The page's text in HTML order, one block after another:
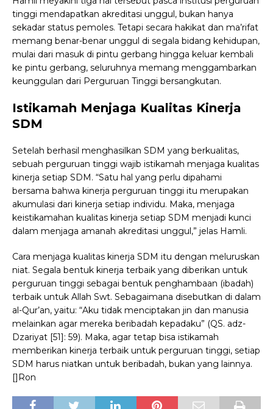
tinggi mendapatkan akreditasi unggul, bukan hanya
sekadar status pemoles. Tetapi secara hakikat dan ma’rifat
memang benar-benar unggul di segala bidang kehidupan,
mulai dari masuk di pintu gerbang hingga keluar kembali
ke pintu gerbang, seluruhnya memang menggambarkan
keunggulan dari Perguruan Tinggi bersangkutan.
Istikamah Menjaga Kualitas Kinerja
SDM
Setelah berhasil menghasilkan SDM yang berkualitas,
sebuah perguruan tinggi wajib istikamah menjaga kualitas
kinerja setiap SDM. “Satu hal yang perlu dipahami
bersama bahwa kinerja perguruan tinggi itu merupakan
akumulasi dari kinerja setiap individu. Maka, menjaga
keistikamahan kualitas kinerja setiap SDM menjadi kunci
dalam menjaga amanah akreditasi unggul,” jelas Hamli.
Cara menjaga kualitas kinerja SDM itu dengan meluruskan
niat. Segala bentuk kinerja terbaik yang diberikan untuk
perguruan tinggi sebagai bentuk penghambaan (ibadah)
terbaik untuk Allah Swt. Sebagaimana disebutkan di dalam
al-Qur’an, yaitu: “Aku tidak menciptakan jin dan manusia
melainkan agar mereka beribadah kepadaku” (QS. adz-
Dzariyat [51]: 59). Maka, agar tetap bisa istikamah
memberikan kinerja terbaik untuk perguruan tinggi, setiap
SDM harus niatkan untuk beribadah, bukan yang lainnya.
[]Ron